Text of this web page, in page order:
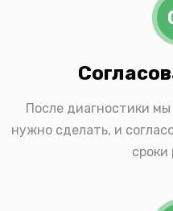
После диагностики
нужно сделать, и
сроки